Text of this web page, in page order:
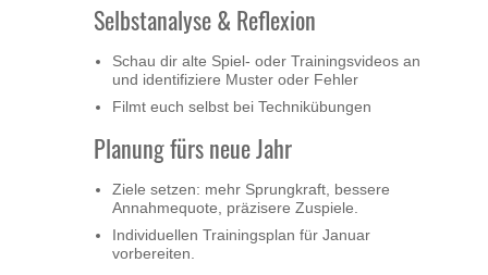
Selbstanalyse & Reflexion
Schau dir alte Spiel- oder Trainingsvideos an
und identifiziere Muster oder Fehler
Filmt euch selbst bei Technikübungen
Planung fürs neue Jahr
Ziele setzen: mehr Sprungkraft, bessere
Annahmequote, präzisere Zuspiele.
Individuellen Trainingsplan für Januar
vorbereiten.